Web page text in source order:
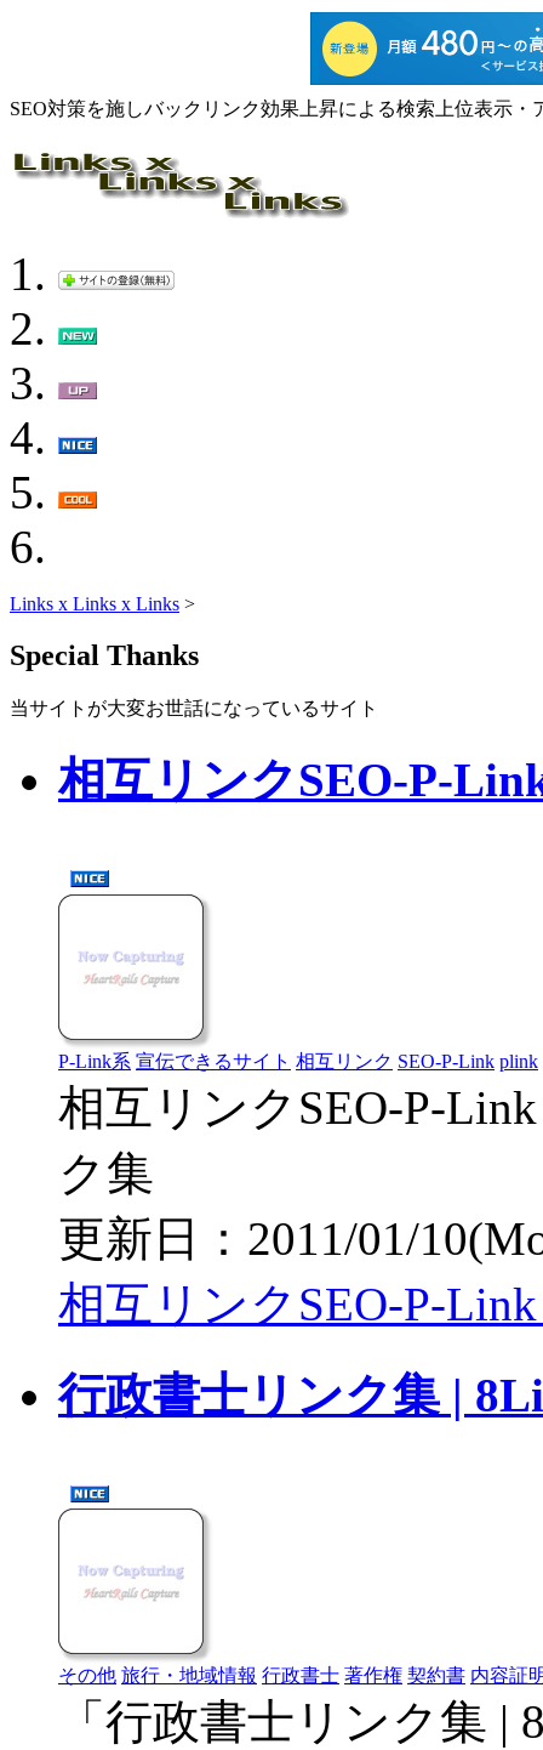
SEO対策を施しバックリンク効果上昇による検索上位表示
Links x Links x Links >
Special Thanks
当サイトが大変お世話になっているサイト
相互リンクSEO-P-
P-Link系 宣伝できるサイト 相互リンク SEO-P-Link plink
相互リンクSEO-P-
ク集
更新日：2011/01/
相互リンクSEO-P-
行政書士リンク集 |
その他 旅行・地域情報 行政書士 著作権 契約書 内容証
「行政書士リンク集